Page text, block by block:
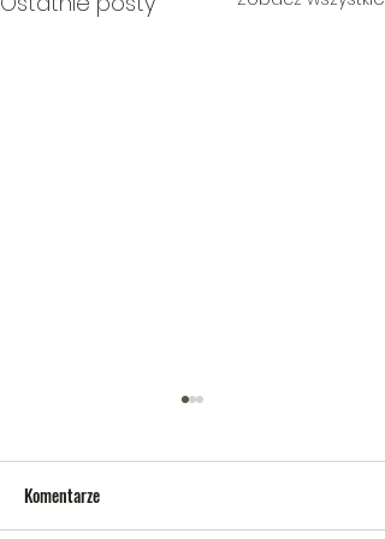
Komentarze